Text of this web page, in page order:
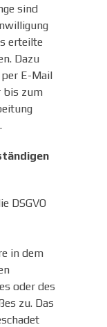
sind
erteilte
Dazu
E-Mail
bis zum
DSGVO
in dem
oder des
zu. Das